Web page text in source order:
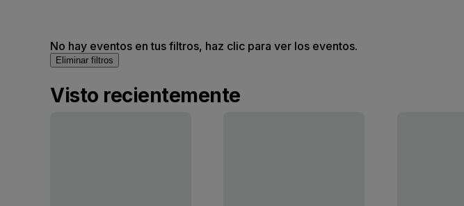
No hay eventos en tus filtros, haz clic para ver los eventos.
Eliminar filtros
Visto recientemente